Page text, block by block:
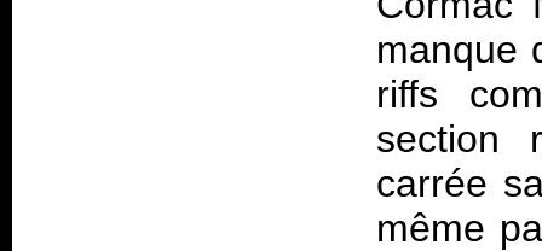
manque
riffs
section
carrée
même